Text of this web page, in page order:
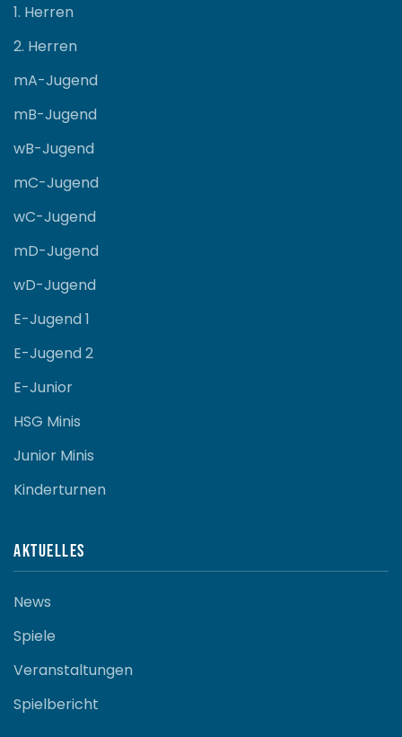
1. Herren
2. Herren
mA-Jugend
mB-Jugend
wB-Jugend
mC-Jugend
wC-Jugend
mD-Jugend
wD-Jugend
E-Jugend 1
E-Jugend 2
E-Junior
HSG Minis
Junior Minis
Kinderturnen
Aktuelles
News
Spiele
Veranstaltungen
Spielbericht